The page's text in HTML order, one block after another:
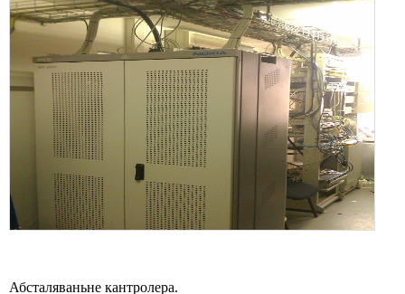
Абсталяваньне кантролера.